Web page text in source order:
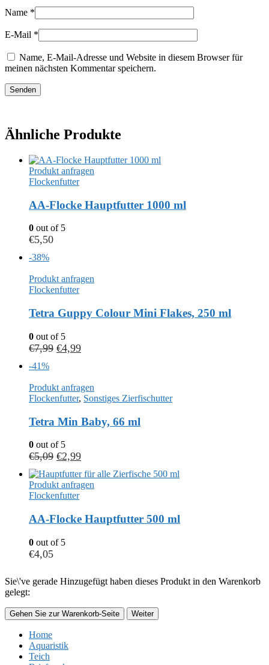
Name *
E-Mail *
Name, E-Mail-Adresse und Website in diesem Browser für
meinen nächsten Kommentar speichern.
Ähnliche Produkte
Produkt anfragen
Flockenfutter
AA-Flocke Hauptfutter 1000 ml
0 out of 5
€5,50
-38%
Produkt anfragen
Flockenfutter
Tetra Guppy Colour Mini Flakes, 250 ml
0 out of 5
€7,99 €4,99
-41%
Produkt anfragen
Flockenfutter, Sonstiges Zierfischutter
Tetra Min Baby, 66 ml
0 out of 5
€5,09 €2,99
Produkt anfragen
Flockenfutter
AA-Flocke Hauptfutter 500 ml
0 out of 5
€4,05
Sie\'ve gerade Hinzugefügt haben dieses Produkt in den Warenkorb
gelegt:
Gehen Sie zur Warenkorb-Seite Weiter
Home
Aquaristik
Teich